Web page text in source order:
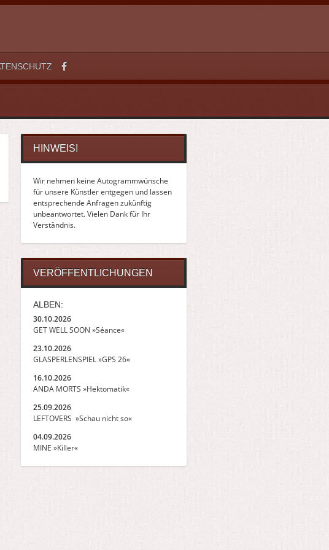
HINWEIS!
Wir nehmen keine Autogrammwünsche
für unsere Künstler entgegen und lassen
entsprechende Anfragen zukünftig
unbeantwortet. Vielen Dank für Ihr
Verständnis.
VERÖFFENTLICHUNGEN
ALBEN:
30.10.2026
GET WELL SOON »Séance«
23.10.2026
GLASPERLENSPIEL »GPS 26«
16.10.2026
ANDA MORTS »Hektomatik«
25.09.2026
LEFTOVERS »Schau nicht so«
04.09.2026
MINE »Killer«